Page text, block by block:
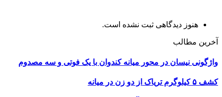
هنوز دیدگاهی ثبت نشده است.
آخرین مطالب
واژگونی نیسان در محور میانه کندوان با یک فوتی و سه مصدوم
کشف ۵ کیلوگرم تریاک از دو زن در میانه